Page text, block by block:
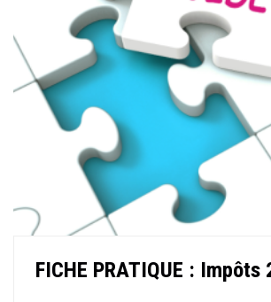
FICHE PRATIQUE : Impôts